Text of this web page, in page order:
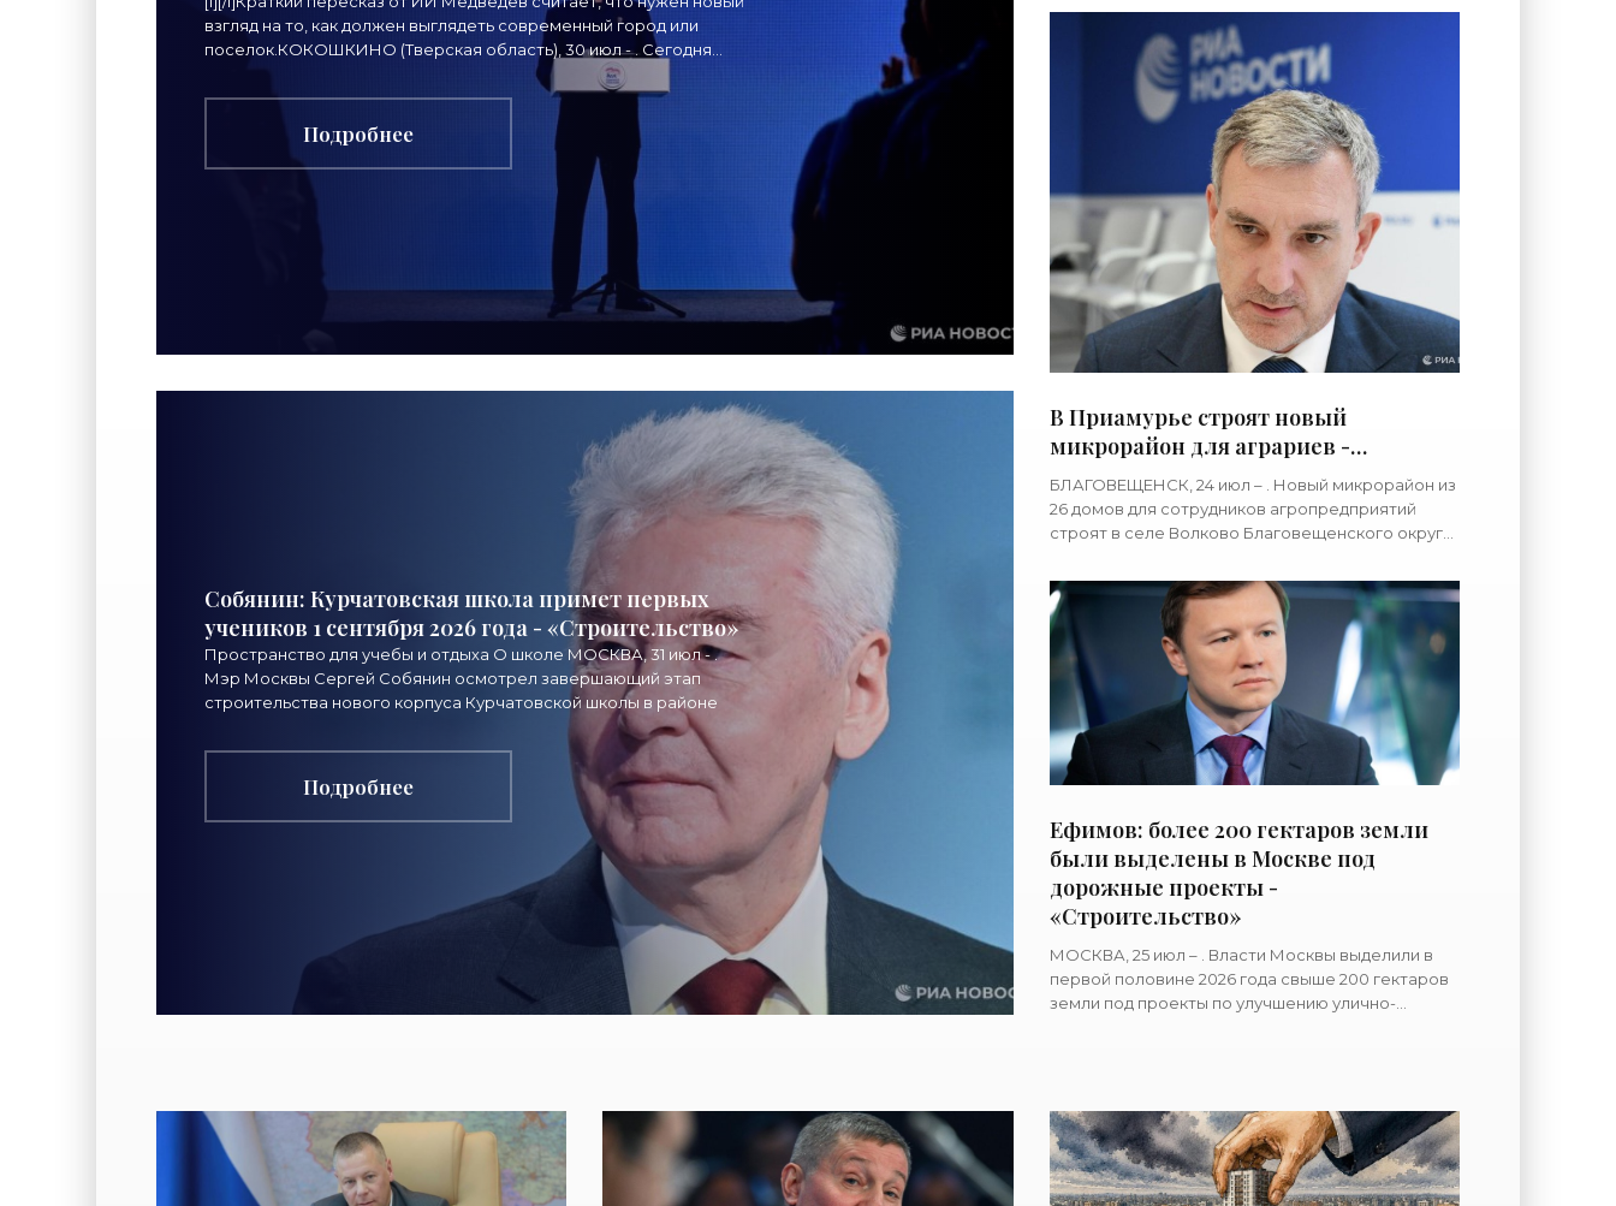
взгляд на то, как должен выглядеть современный город или
поселок.КОКОШКИНО (Тверская область), 30 июл - . Сегодня
Подробнее
Собянин: Курчатовская школа примет первых
учеников 1 сентября 2026 года - «Строительство»
Пространство для учебы и отдыха О школе МОСКВА, 31 июл - .
Мэр Москвы Сергей Собянин осмотрел завершающий этап
строительства нового корпуса Курчатовской школы в районе
Подробнее
В Приамурье строят новый
микрорайон для аграриев -
«Строительство»
БЛАГОВЕЩЕНСК, 24 июл – . Новый микрорайон из
26 домов для сотрудников агропредприятий
строят в селе Волково Благовещенского округа,
селе Волково два
Ефимов: более 200 гектаров земли
были выделены в Москве под
дорожные проекты -
«Строительство»
МОСКВА, 25 июл – . Власти Москвы выделили в
первой половине 2026 года свыше 200 гектаров
земли под проекты по улучшению улично-